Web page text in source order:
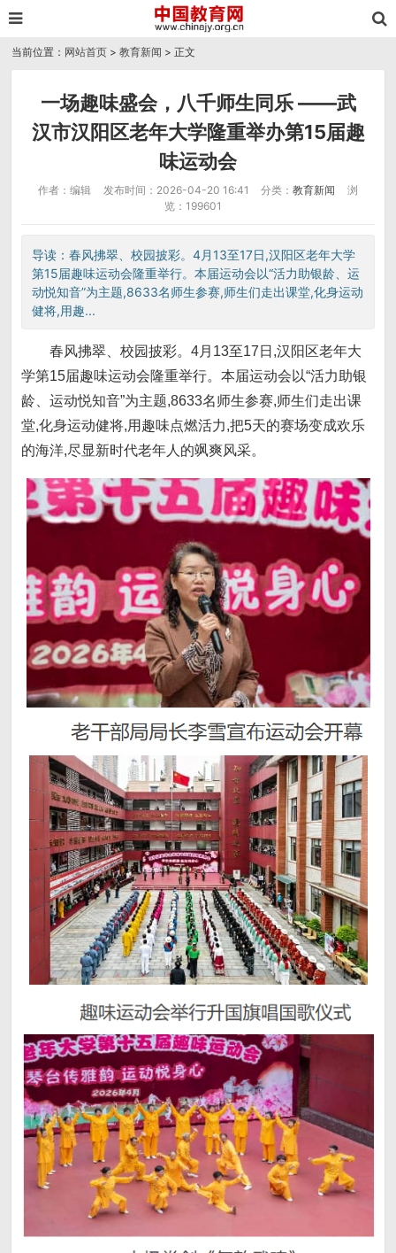
当前位置： 网站首页 >教育新闻 > 正文
一场趣味盛会，八千师生同乐 ——武
汉市汉阳区老年大学隆重举办第15届趣
味运动会
作者：编辑 发布时间：2026-04-20 16:41 分类：教育新闻
浏
览：199601
导读：春风拂翠、校园披彩。4月13至17日,汉阳区老年大学
第15届趣味运动会隆重举行。本届运动会以“活力助银龄、运
动悦知音”为主题,8633名师生参赛,师生们走出课堂,化身运动
健将,用趣...
春风拂翠、校园披彩。4月13至17日,汉阳区老年大
学第15届趣味运动会隆重举行。本届运动会以“活力助银
龄、运动悦知音”为主题,8633名师生参赛,师生们走出课
堂,化身运动健将,用趣味点燃活力,把5天的赛场变成欢乐
的海洋,尽显新时代老年人的飒爽风采。